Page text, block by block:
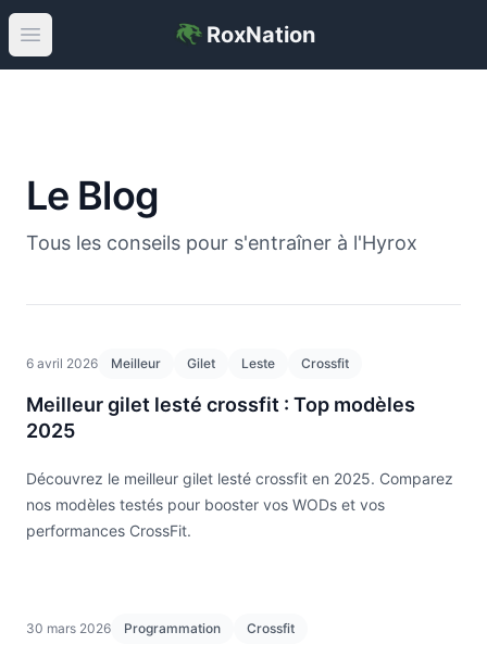
Open main menu RoxNation
Le Blog
Tous les conseils pour s'entraîner à l'Hyrox
6 avril 2026 Meilleur Gilet Leste Crossfit
Meilleur gilet lesté crossfit : Top modèles
2025
Découvrez le meilleur gilet lesté crossfit en 2025. Comparez
nos modèles testés pour booster vos WODs et vos
performances CrossFit.
30 mars 2026 Programmation Crossfit